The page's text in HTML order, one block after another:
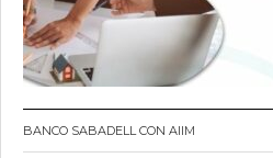
BANCO SABADELL CON AIIM